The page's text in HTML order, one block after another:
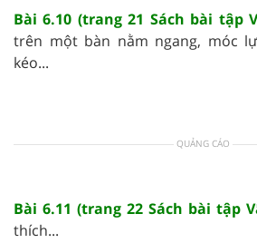
Bài 6.10 (trang 21 Sách bài tập
trên một bàn nằm ngang, móc
kéo...
QUẢNG CÁO
Bài 6.11 (trang 22 Sách bài tập
thích...